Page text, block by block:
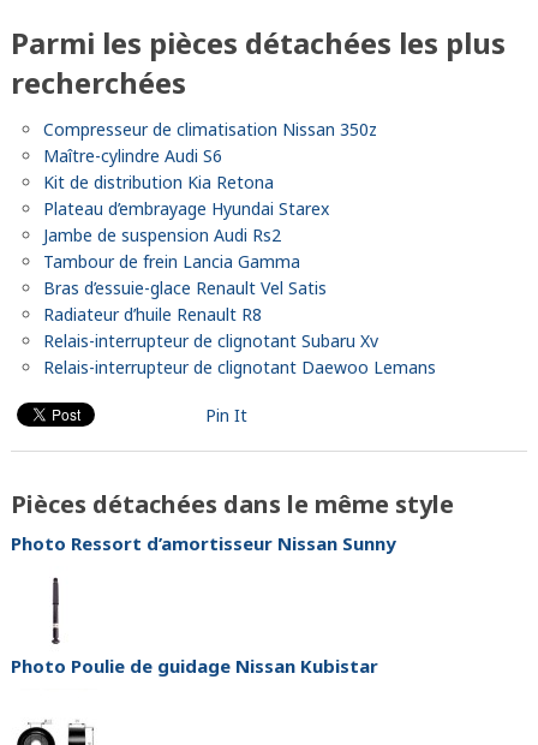
Parmi les pièces détachées les plus
recherchées
Compresseur de climatisation Nissan 350z
Maître-cylindre Audi S6
Kit de distribution Kia Retona
Plateau d’embrayage Hyundai Starex
Jambe de suspension Audi Rs2
Tambour de frein Lancia Gamma
Bras d’essuie-glace Renault Vel Satis
Radiateur d’huile Renault R8
Relais-interrupteur de clignotant Subaru Xv
Relais-interrupteur de clignotant Daewoo Lemans
Pin It
Pièces détachées dans le même style
Photo Ressort d’amortisseur Nissan Sunny
Photo Poulie de guidage Nissan Kubistar